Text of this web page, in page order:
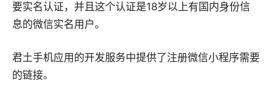
要实名认证，并且这个认证是18岁以上有国内身份信
息的微信实名用户。
君土手机应用的开发服务中提供了注册微信小程序需要
的链接。